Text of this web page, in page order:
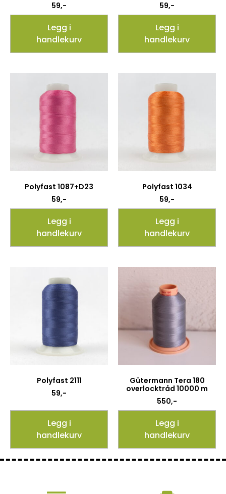
59,-
Legg i
handlekurv
59,-
Legg i
handlekurv
Polyfast 1087+D23
59,-
Legg i
handlekurv
Polyfast 1034
59,-
Legg i
handlekurv
Polyfast 2111
59,-
Legg i
handlekurv
Gütermann Tera 180
overlocktråd 10000 m
550,-
Legg i
handlekurv